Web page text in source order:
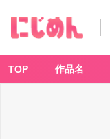
TOP 作品名